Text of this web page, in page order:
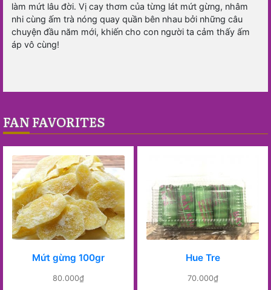
làm mứt lâu đời. Vị cay thơm của từng lát mứt gừng, nhâm
nhi cùng ấm trà nóng quay quần bên nhau bởi những câu
chuyện đầu năm mới, khiến cho con người ta cảm thấy ấm
áp vô cùng!
FAN FAVORITES
Mứt gừng 100gr
80.000₫
Hue Tre
70.000₫